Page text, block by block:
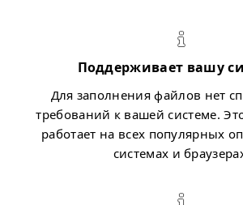
Поддерживает вашу
Для заполнения файлов нет
требований к вашей системе.
работает на всех популярных
системах и